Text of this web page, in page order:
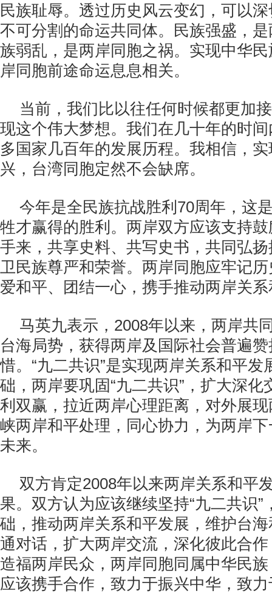
民族耻辱。透过历史风云变幻，可以
不可分割的命运共同体。民族强盛，
族弱乱，是两岸同胞之祸。实现中华
岸同胞前途命运息息相关。
当前，我们比以往任何时候都更加
现这个伟大梦想。我们在几十年的时
多国家几百年的发展历程。我相信，
兴，台湾同胞定然不会缺席。
今年是全民族抗战胜利 70周年，这
牲才赢得的胜利。两岸双方应该支持
手来，共享史料、共写史书，共同弘
卫民族尊严和荣誉。两岸同胞应牢记
爱和平、团结一心，携手推动两岸关
马英九表示， 2008年以来，两岸共
台海局势，获得两岸及国际社会普遍
惜。“九二共识”是实现两岸关系和平发
础，两岸要巩固“九二共识”，扩大深化
利双赢，拉近两岸心理距离，对外展
峡两岸和平处理，同心协力，为两岸
未来。
双方肯定2008年以来两岸关系和平
果。双方认为应该继续坚持“九二共识”
础，推动两岸关系和平发展，维护台
通对话，扩大两岸交流，深化彼此合
造福两岸民众，两岸同胞同属中华民
应该携手合作，致力于振兴中华，致